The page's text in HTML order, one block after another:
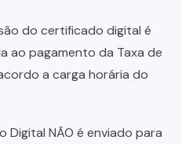
do certificado digital é
ao pagamento da Taxa de
a carga horária do
Digital NÃO é enviado para